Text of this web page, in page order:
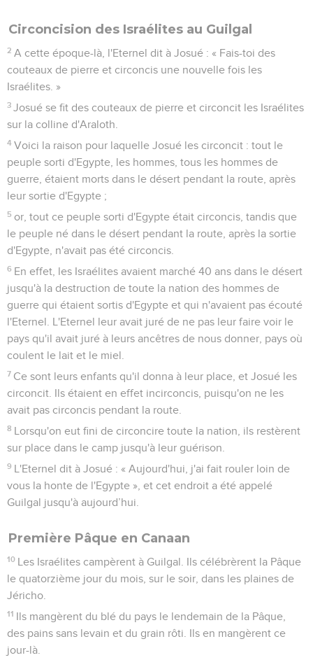
Circoncision des Israélites au Guilgal
2 A cette époque-là, l'Eternel dit à Josué : « Fais-toi des
couteaux de pierre et circoncis une nouvelle fois les
Israélites. »
3 Josué se fit des couteaux de pierre et circoncit les Israélites
sur la colline d'Araloth.
4 Voici la raison pour laquelle Josué les circoncit : tout le
peuple sorti d'Egypte, les hommes, tous les hommes de
guerre, étaient morts dans le désert pendant la route, après
leur sortie d'Egypte ;
5 or, tout ce peuple sorti d'Egypte était circoncis, tandis que
le peuple né dans le désert pendant la route, après la sortie
d'Egypte, n'avait pas été circoncis.
6 En effet, les Israélites avaient marché 40 ans dans le désert
jusqu'à la destruction de toute la nation des hommes de
guerre qui étaient sortis d'Egypte et qui n'avaient pas écouté
l'Eternel. L'Eternel leur avait juré de ne pas leur faire voir le
pays qu'il avait juré à leurs ancêtres de nous donner, pays où
coulent le lait et le miel.
7 Ce sont leurs enfants qu'il donna à leur place, et Josué les
circoncit. Ils étaient en effet incirconcis, puisqu'on ne les
avait pas circoncis pendant la route.
8 Lorsqu'on eut fini de circoncire toute la nation, ils restèrent
sur place dans le camp jusqu'à leur guérison.
9 L'Eternel dit à Josué : « Aujourd'hui, j'ai fait rouler loin de
vous la honte de l'Egypte », et cet endroit a été appelé
Guilgal jusqu'à aujourd’hui.
Première Pâque en Canaan
10 Les Israélites campèrent à Guilgal. Ils célébrèrent la Pâque
le quatorzième jour du mois, sur le soir, dans les plaines de
Jéricho.
11 Ils mangèrent du blé du pays le lendemain de la Pâque,
des pains sans levain et du grain rôti. Ils en mangèrent ce
jour-là.